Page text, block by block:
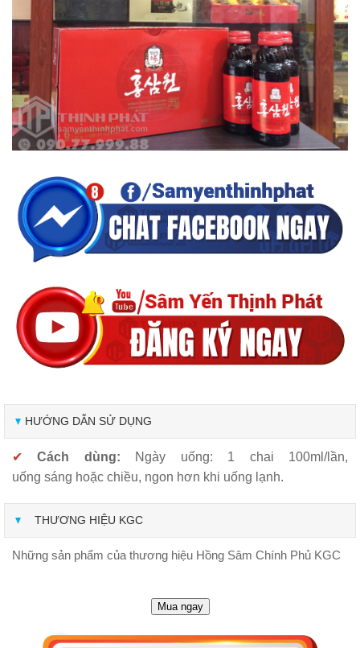
HƯỚNG DẪN SỬ DỤNG
✔Cách dùng: Ngày uống: 1 chai 100ml/lần,
uống sáng hoặc chiều, ngon hơn khi uống lạnh.
THƯƠNG HIỆU KGC
Những sản phẩm của thương hiệu Hồng Sâm Chính Phủ KGC
Mua ngay